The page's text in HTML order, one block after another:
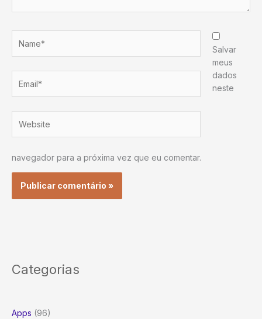
Salvar
meus
dados
neste
navegador para a próxima vez que eu comentar.
Categorias
Apps (96)